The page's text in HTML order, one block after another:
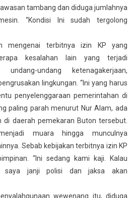
tambang dan diduga jumlahnya
“Kondisi Ini sudah tergolong
mengenai terbitnya izin KP yang
kesalahan lain yang terjadi
undang-undang ketenagakerjaan,
lingkungan. “Ini yang harus
penyelenggaraan pemerintahan di
paling parah menurut Nur Alam, ada
di daerah pemekaran Buton tersebut.
muara hingga munculnya
Sebab kebijakan terbitnya izin KP
“Ini sedang kami kaji. Kalau
saya janji polisi dan jaksa akan
wewenang itu, diduga